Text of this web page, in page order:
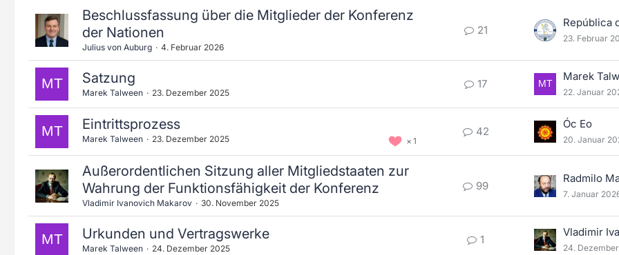
Beschlussfassung über die Mitglieder der Konferenz
der Nationen
Julius von Auburg 4. Februar 2026
21
23. Februar
Satzung
Marek Talween 23. Dezember 2025
17
Marek
22. Januar
Eintrittsprozess
1
Marek Talween 23. Dezember 2025
42
Óc Eo
20. Januar
Außerordentlichen Sitzung aller Mitgliedstaaten zur
Wahrung der Funktionsfähigkeit der Konferenz
Vladimir Ivanovich Makarov 30. November 2025
99
Radmilo
7. Januar
Urkunden und Vertragswerke
Marek Talween 24. Dezember 2025
1
24.